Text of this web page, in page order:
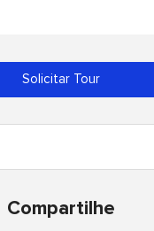
Solicitar Tour
Compartilhe